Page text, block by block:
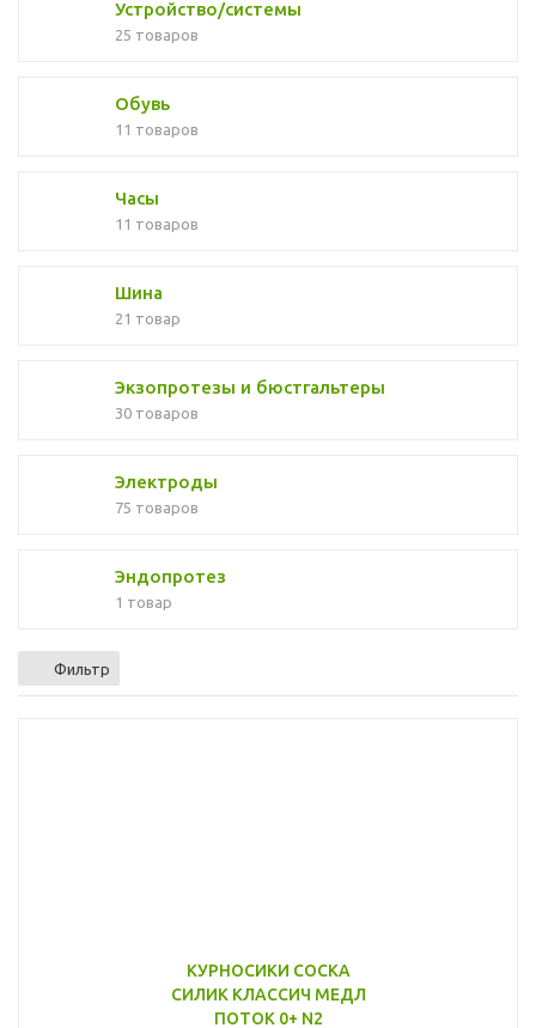
Устройство/системы
25 товаров
Обувь
11 товаров
Часы
11 товаров
Шина
21 товар
Экзопротезы и бюстгальтеры
30 товаров
Электроды
75 товаров
Эндопротез
1 товар
Фильтр
КУРНОСИКИ СОСКА
СИЛИК КЛАССИЧ МЕДЛ
ПОТОК 0+ N2